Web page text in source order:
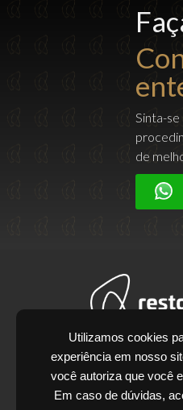
Utilizamos cookies
experiência em nosso
você autoriza que você
Em caso de dúvidas,
Sinta-
de
Dr. Gilmar da
Dra. Carolina
Restore Sorriso
41.382.661/0001-